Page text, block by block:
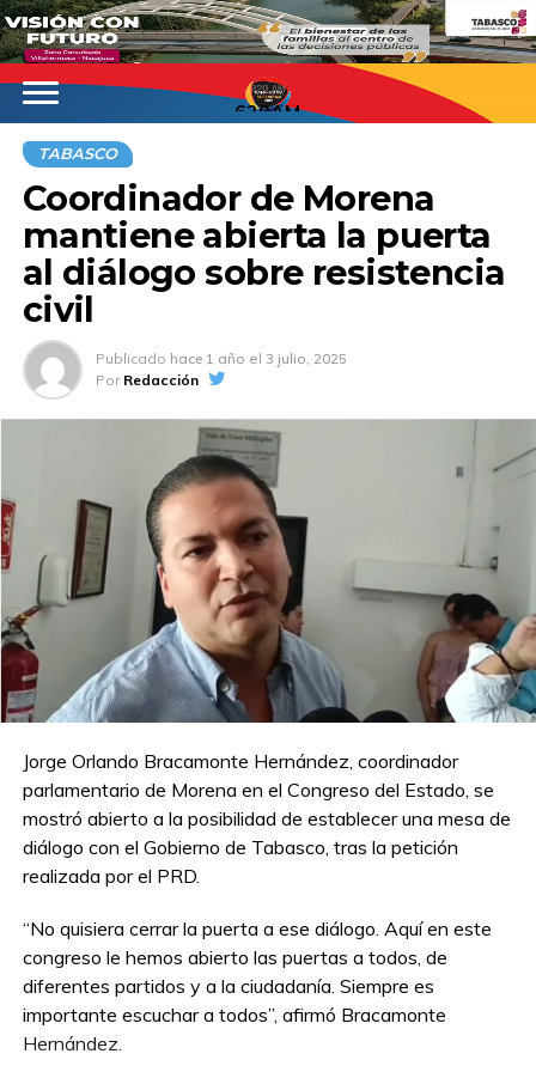
620AM
TABASCO
Coordinador de Morena
mantiene abierta la puerta
al diálogo sobre resistencia
civil
Publicado hace 1 año el 3 julio, 2025
Por Redacción
Jorge Orlando Bracamonte Hernández, coordinador
parlamentario de Morena en el Congreso del Estado, se
mostró abierto a la posibilidad de establecer una mesa de
diálogo con el Gobierno de Tabasco, tras la petición
realizada por el PRD.
“No quisiera cerrar la puerta a ese diálogo. Aquí en este
congreso le hemos abierto las puertas a todos, de
diferentes partidos y a la ciudadanía. Siempre es
importante escuchar a todos”, afirmó Bracamonte
Hernández.